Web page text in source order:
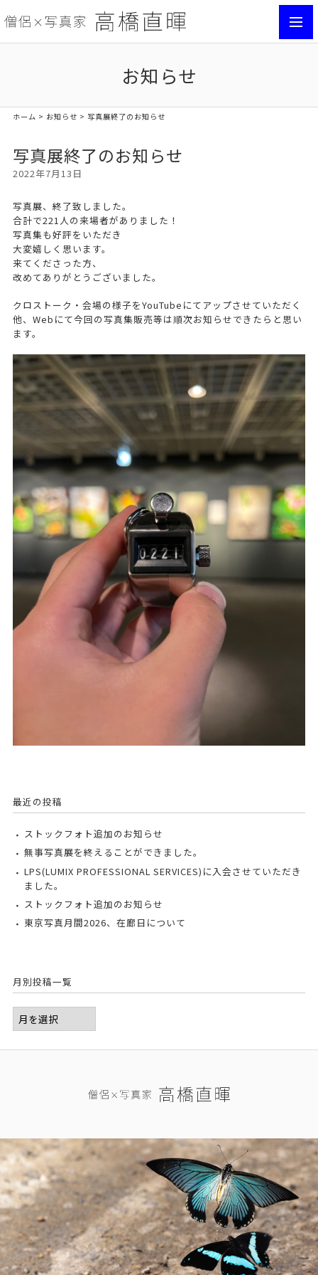
お知らせ
ホーム > お知らせ > 写真展終了のお知らせ
写真展終了のお知らせ
2022年7月13日
写真展、終了致しました。
合計で221人の来場者がありました！
写真集も好評をいただき
大変嬉しく思います。
来てくださった方、
改めてありがとうございました。
クロストーク・会場の様子をYouTubeにてアップさせていただく
他、Webにて今回の写真集販売等は順次お知らせできたらと思い
ます。
最近の投稿
ストックフォト追加のお知らせ
無事写真展を終えることができました。
LPS(LUMIX PROFESSIONAL SERVICES)に入会させていただき
ました。
ストックフォト追加のお知らせ
東京写真月間2026、在廊日について
月別投稿一覧